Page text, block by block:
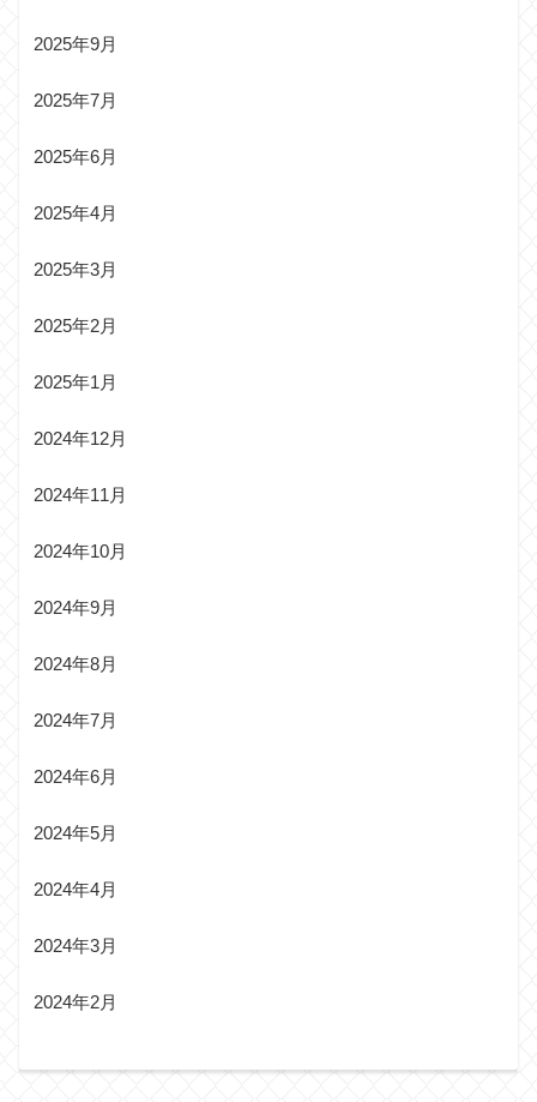
2025年9月
2025年7月
2025年6月
2025年4月
2025年3月
2025年2月
2025年1月
2024年12月
2024年11月
2024年10月
2024年9月
2024年8月
2024年7月
2024年6月
2024年5月
2024年4月
2024年3月
2024年2月